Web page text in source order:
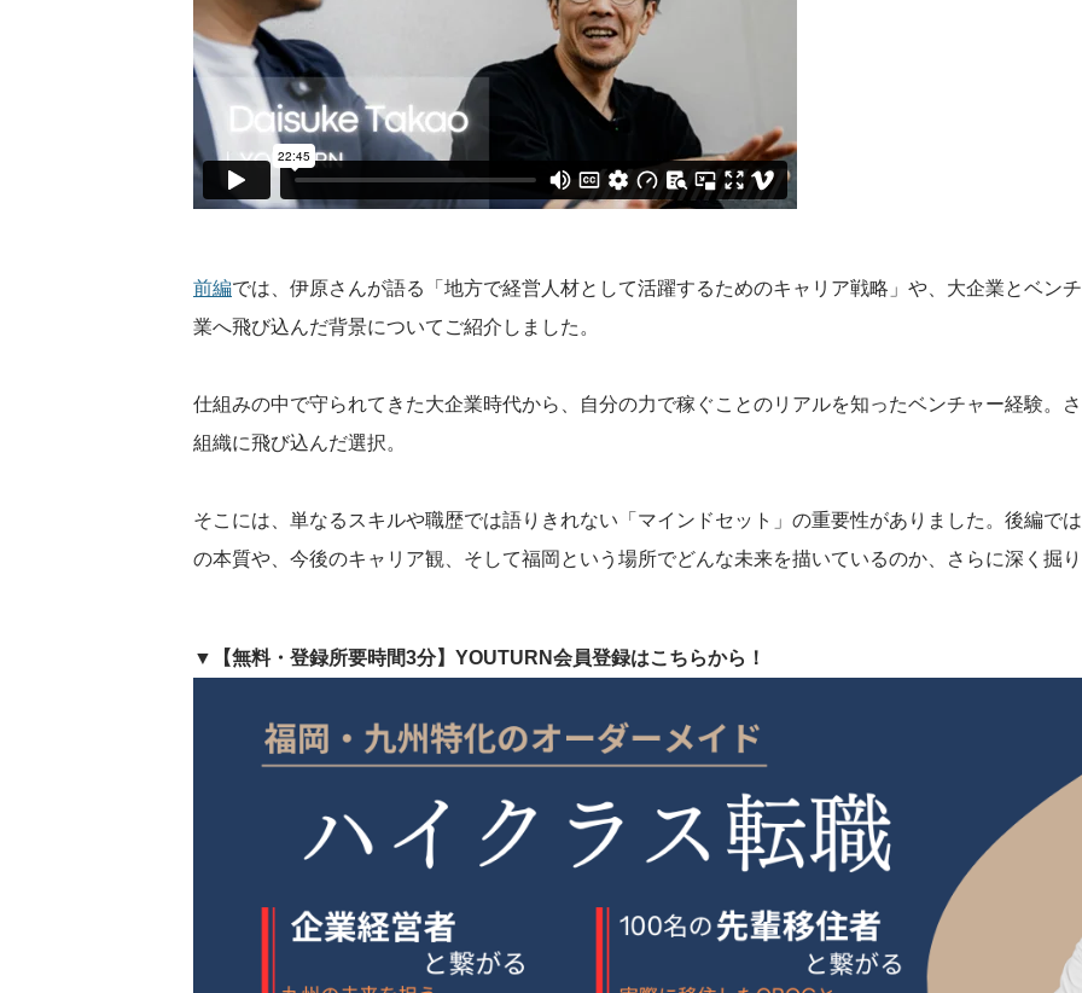
前編では、伊原さんが語る「地方で経営人材として活躍するためのキャリア戦略」や、大企業とベン
業へ飛び込んだ背景についてご紹介しました。
仕組みの中で守られてきた大企業時代から、自分の力で稼ぐことのリアルを知ったベンチャー経験。
組織に飛び込んだ選択。
そこには、単なるスキルや職歴では語りきれない「マインドセット」の重要性がありました。後編で
の本質や、今後のキャリア観、そして福岡という場所でどんな未来を描いているのか、さらに深く掘
▼【無料・登録所要時間3分】YOUTURN会員登録はこちらから！